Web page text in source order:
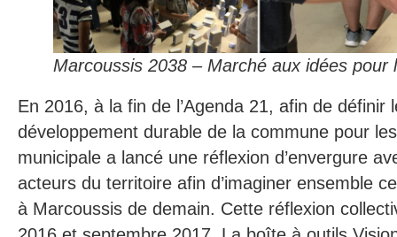
Marcoussis 2038 – Marché aux idées pour
En 2016, à la fin de l’Agenda 21, afin de définir
développement durable de la commune pour
municipale a lancé une réflexion d’envergure
acteurs du territoire afin d’imaginer ensemble
à Marcoussis de demain. Cette réflexion